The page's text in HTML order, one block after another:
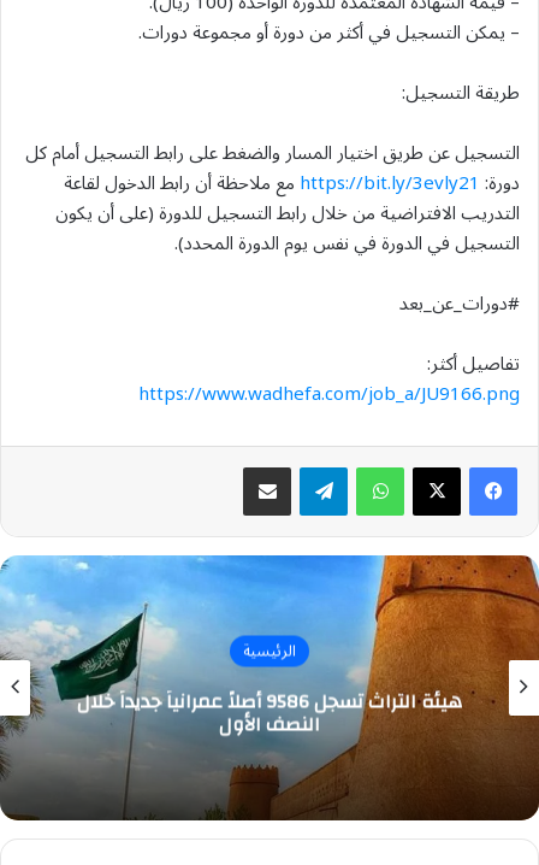
– يمكن التسجيل في أكثر من دورة أو مجموعة دورات.
طريقة التسجيل:
التسجيل عن طريق اختيار المسار والضغط على رابط التسجيل أمام كل
دورة: https://bit.ly/3evly21مع ملاحظة أن رابط الدخول لقاعة
التدريب الافتراضية من خلال رابط التسجيل للدورة (على أن يكون
التسجيل في الدورة في نفس يوم الدورة المحدد).
#دورات_عن_بعد
تفاصيل أكثر:
https://www.wadhefa.com/job_a/JU9166.png
واتسابتيلقرام مشاركة عبر البريد
الرئيسية
هيئة التراث تسجل 9586 أصلاً عمرانياً جديداً خلال
النصف الأول